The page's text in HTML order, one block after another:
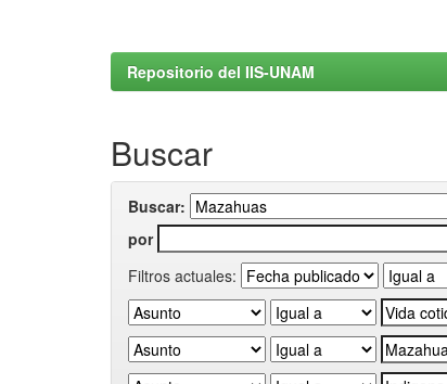
Repositorio del IIS-UNAM
Buscar
Buscar:
por
Filtros actuales: